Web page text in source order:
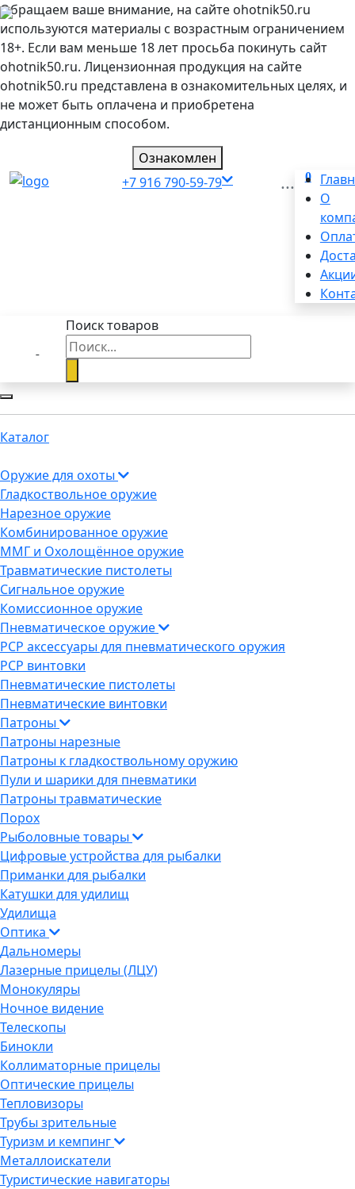
Обращаем ваше внимание, на сайте ohotnik50.ru
используются материалы с возрастным ограничением
18+. Если вам меньше 18 лет просьба покинуть сайт
ohotnik50.ru. Лицензионная продукция на сайте
ohotnik50.ru представлена в ознакомительных целях, и
не может быть оплачена и приобретена
дистанционным способом.
Ознакомлен
+7 916 790-59-79
0
...
О
Поиск товаров
Каталог
Оружие для охоты
Гладкоствольное оружие
Нарезное оружие
Комбинированное оружие
ММГ и Охолощённое оружие
Травматические пистолеты
Сигнальное оружие
Комиссионное оружие
Пневматическое оружие
PCP аксессуары для пневматического оружия
PCP винтовки
Пневматические пистолеты
Пневматические винтовки
Патроны
Патроны нарезные
Патроны к гладкоствольному оружию
Пули и шарики для пневматики
Патроны травматические
Порох
Рыболовные товары
Цифровые устройства для рыбалки
Приманки для рыбалки
Катушки для удилищ
Удилища
Оптика
Дальномеры
Лазерные прицелы (ЛЦУ)
Монокуляры
Ночное видение
Телескопы
Бинокли
Коллиматорные прицелы
Оптические прицелы
Тепловизоры
Трубы зрительные
Туризм и кемпинг
Металлоискатели
Туристические навигаторы